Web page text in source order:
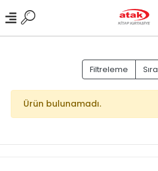
Filtreleme
Ürün bulunamadı.